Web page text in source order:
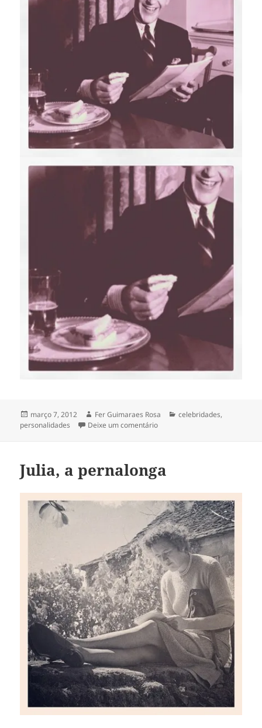
Publicado
em
março 7, 2012 Autor
Fer Guimaraes Rosa Categorias
celebridades,
personalidades
Deixe um comentárioem o lanchinho do Fred
Julia, a pernalonga